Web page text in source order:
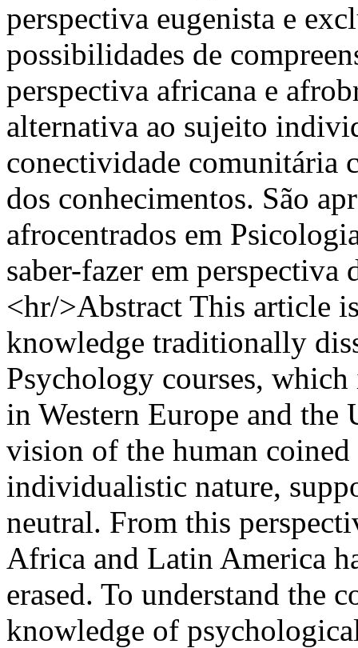
perspectiva eugenista e
possibilidades de
perspectiva africana e
alternativa ao sujeito
conectividade comunitária
dos conhecimentos. São
afrocentrados em
saber-fazer em
<hr/>Abstract This article
knowledge traditionally
Psychology courses,
in Western Europe and the
vision of the human
individualistic nature,
neutral. From this
Africa and Latin America
erased. To understand the
knowledge of